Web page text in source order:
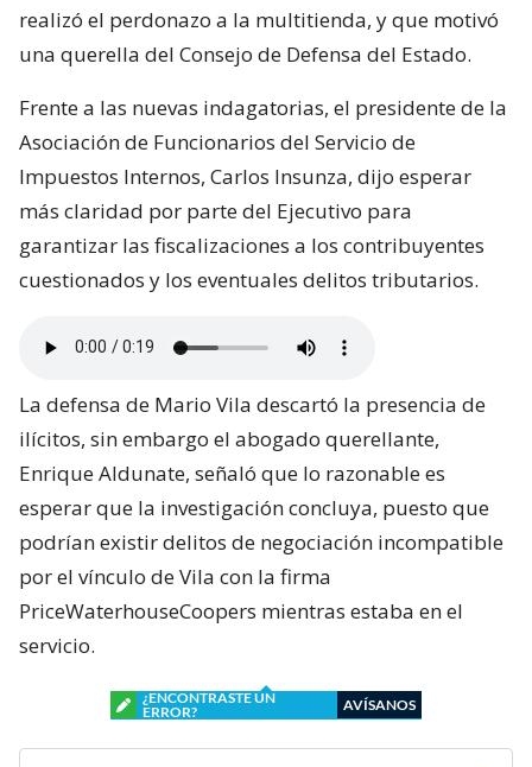
realizó el perdonazo a la multitienda, y que motivó
una querella del Consejo de Defensa del Estado.
Frente a las nuevas indagatorias, el presidente de la
Asociación de Funcionarios del Servicio de
Impuestos Internos, Carlos Insunza, dijo esperar
más claridad por parte del Ejecutivo para
garantizar las fiscalizaciones a los contribuyentes
cuestionados y los eventuales delitos tributarios.
La defensa de Mario Vila descartó la presencia de
ilícitos, sin embargo el abogado querellante,
Enrique Aldunate, señaló que lo razonable es
esperar que la investigación concluya, puesto que
podrían existir delitos de negociación incompatible
por el vínculo de Vila con la firma
PriceWaterhouseCoopers mientras estaba en el
servicio.
¿ENCONTRASTE UN
ERROR?
AVÍSANOS